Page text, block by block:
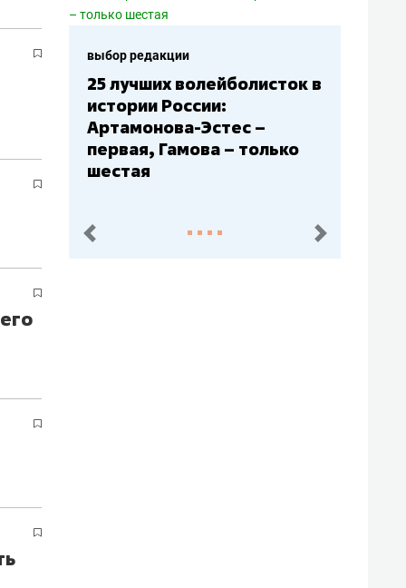
в
выбор редакции
Бюджеты клубов КХЛ: СКА
– главный мажор, «Ак
Барс» – второй, «Салават
Юлаев» – середняк
пред. след.